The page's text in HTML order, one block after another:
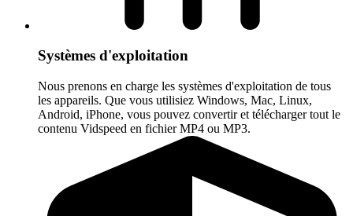
Systèmes d'exploitation
Nous prenons en charge les systèmes d'exploitation de tous
les appareils. Que vous utilisiez Windows, Mac, Linux,
Android, iPhone, vous pouvez convertir et télécharger tout le
contenu Vidspeed en fichier MP4 ou MP3.